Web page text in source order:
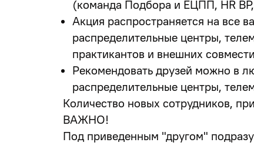
(команда Подбора и ЕЦПП, HR
Акция распространяется на все
распределительные центры,
практикантов и внешних
Рекомендовать друзей можно в
распределительные центры,
Количество новых сотрудников,
ВАЖНО!
Под приведенным "другом"